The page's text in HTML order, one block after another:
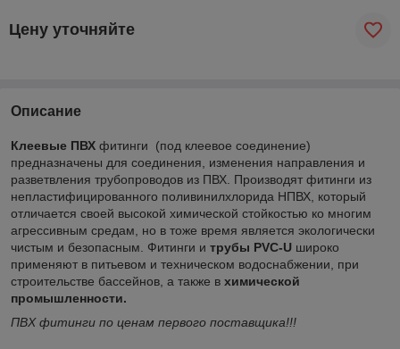
Цену уточняйте
Описание
Клеевые ПВХ фитинги (под клеевое соединение)
предназначены для соединения, изменения направления и
разветвления трубопроводов из ПВХ. Производят фитинги из
непластифицированного поливинилхлорида НПВХ, который
отличается своей высокой химической стойкостью ко многим
агрессивным средам, но в тоже время является экологически
чистым и безопасным. Фитинги и трубы PVC-U широко
применяют в питьевом и техническом водоснабжении, при
строительстве бассейнов, а также в химической
промышленности.
ПВХ фитинги по ценам первого поставщика!!!